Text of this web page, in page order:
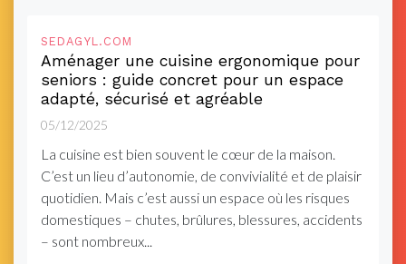
SEDAGYL.COM
Aménager une cuisine ergonomique pour
seniors : guide concret pour un espace
adapté, sécurisé et agréable
05/12/2025
La cuisine est bien souvent le cœur de la maison.
C’est un lieu d’autonomie, de convivialité et de plaisir
quotidien. Mais c’est aussi un espace où les risques
domestiques – chutes, brûlures, blessures, accidents
– sont nombreux...